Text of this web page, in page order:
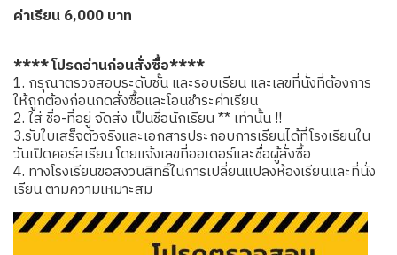
ค่าเรียน 6,000 บาท
**** โปรดอ่านก่อนสั่งซื้อ****
1. กรุณาตรวจสอบระดับชั้น และรอบเรียน และเลขที่นั่งที่ต้องการ
ให้ถูกต้องก่อนกดสั่งซื้อและโอนชำระค่าเรียน
2. ใส่ ชื่อ-ที่อยู่ จัดส่ง เป็นชื่อนักเรียน ** เท่านั้น !!
3.รับใบเสร็จตัวจริงและเอกสารประกอบการเรียนได้ที่โรงเรียนใน
วันเปิดคอร์สเรียน โดยแจ้งเลขที่ออเดอร์และชื่อผู้สั่งซื้อ
4. ทางโรงเรียนขอสงวนสิทธิ์ในการเปลี่ยนแปลงห้องเรียนและที่นั่ง
เรียน ตามความเหมาะสม